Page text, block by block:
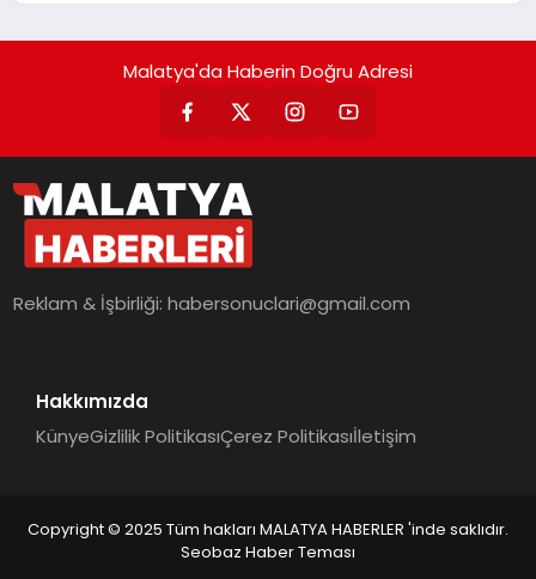
Malatya'da Haberin Doğru Adresi
Reklam & İşbirliği:habersonuclari@gmail.com
Hakkımızda
KünyeGizlilik PolitikasıÇerez Politikasıİletişim
Copyright © 2025 Tüm hakları MALATYA HABERLER 'inde saklıdır.
Seobaz Haber Teması